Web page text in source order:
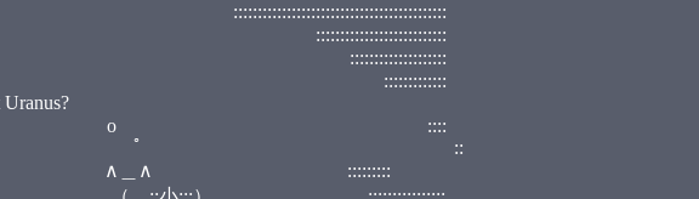
o ::::
, ﾟ ::
＿∧ :::::::::